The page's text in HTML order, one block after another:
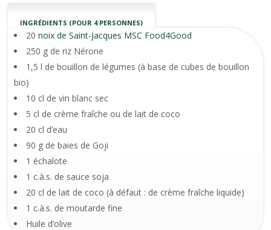
INGRÉDIENTS (POUR 4 PERSONNES)
20noix de Saint-Jacques MSC Food4Good
250 g de riz Nérone
1,5 l de bouillon de légumes (à base de cubes de bouillon
bio)
10 cl de vin blanc sec
5 cl de crème fraîche ou de lait de coco
20 cl d’eau
90 g de baies de Goji
1 échalote
1 c.à.s. de sauce soja
20 cl de lait de coco (à défaut : de crème fraîche liquide)
1 c.à.s. de moutarde fine
Huile d’olive